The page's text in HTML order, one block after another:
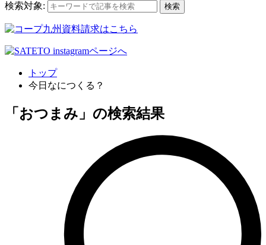
検索対象: 検索
トップ
今日なにつくる？
「おつまみ」の検索結果